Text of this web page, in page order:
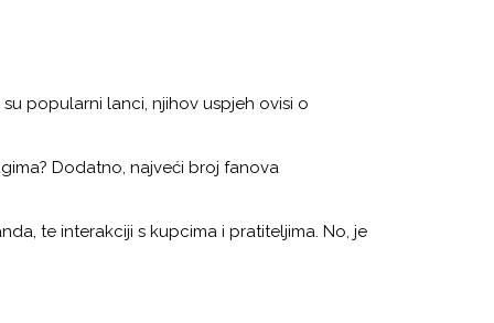
popularni lanci, njihov uspjeh ovisi o
Dodatno, najveći broj fanova
te interakciji s kupcima i pratiteljima. No, je